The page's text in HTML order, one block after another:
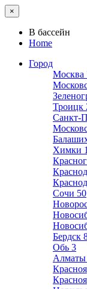
×
В бассейн
Home
Город
Москва
Троицк
Санкт-
Химки
Сочи 50
Бердск
Обь 3
Алматы